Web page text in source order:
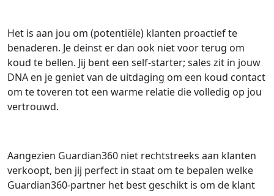
Het is aan jou om (potentiële) klanten proactief te
benaderen. Je deinst er dan ook niet voor terug om
koud te bellen. Jij bent een self-starter; sales zit in jouw
DNA en je geniet van de uitdaging om een koud contact
om te toveren tot een warme relatie die volledig op jou
vertrouwd.
Aangezien Guardian360 niet rechtstreeks aan klanten
verkoopt, ben jij perfect in staat om te bepalen welke
Guardian360-partner het best geschikt is om de klant